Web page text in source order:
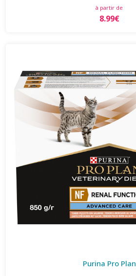
à partir de
8.99€
Purina Pro Plan